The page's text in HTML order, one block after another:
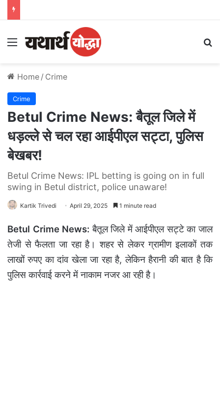
Menu
Home / Crime
Crime
Betul Crime News: बैतूल जिले में
धड़ल्ले से चल रहा आईपीएल सट्टा, पुलिस
बेखबर!
Betul Crime News: IPL betting is going on in full
swing in Betul district, police unaware!
Kartik Trivedi April 29, 2025 1 minute read
Betul Crime News: बैतूल जिले में आईपीएल सट्टे का जाल
तेजी से फैलता जा रहा है। शहर से लेकर ग्रामीण इलाकों तक
लाखों रुपए का दांव खेला जा रहा है, लेकिन हैरानी की बात है कि
पुलिस कार्रवाई करने में नाकाम नजर आ रही है।